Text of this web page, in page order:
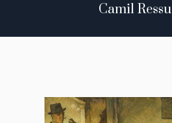
Camil Ressu